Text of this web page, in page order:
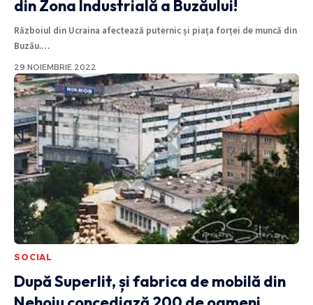
din Zona Industrială a Buzăului!
Războiul din Ucraina afectează puternic și piața forței de muncă din
Buzău.…
29 NOIEMBRIE 2022
SOCIAL
După Superlit, și fabrica de mobilă din